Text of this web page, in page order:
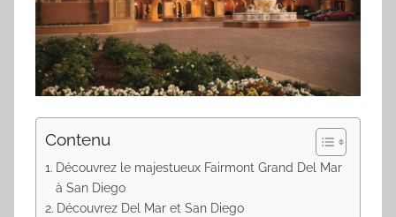
Contenu
Découvrez le majestueux Fairmont Grand Del Mar
à San Diego
Découvrez Del Mar et San Diego